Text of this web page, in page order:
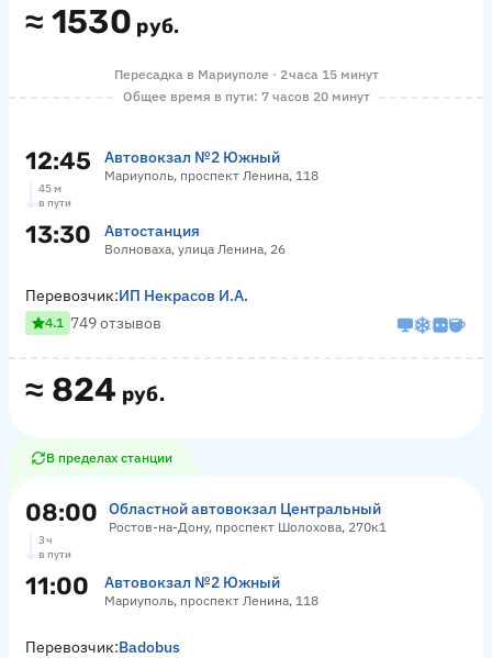
≈ 1530 руб.
Пересадка в Мариуполе · 2 часа 15 минут
Общее время в пути: 7 часов 20 минут
12:45 Автовокзал №2 Южный
Мариуполь, проспект Ленина, 118
45 м
в пути
13:30 Автостанция
Волноваха, улица Ленина, 26
≈ 824 руб.
Перевозчик:ИП Некрасов И.А.
4.1 749 отзывов
В пределах станции
08:00 Областной автовокзал Центральный
Ростов-на-Дону, проспект Шолохова, 270к1
3 ч
в пути
11:00 Автовокзал №2 Южный
Мариуполь, проспект Ленина, 118
Перевозчик:Badobus